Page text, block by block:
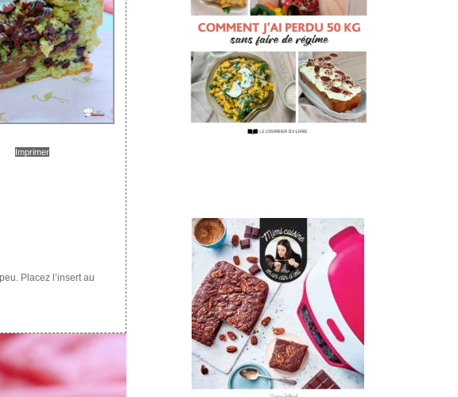
Imprimer
Placez l’insert au